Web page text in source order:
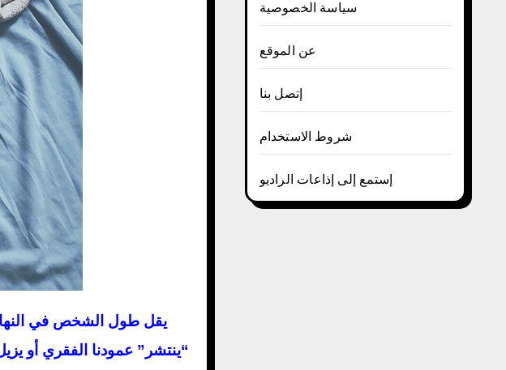
يقل طول الشخص في النهار
“ينتشر” عمودنا الفقري أو
سياسة الخصوصية
عن الموقع
إتصل بنا
شروط الاستخدام
إستمع إلى إذاعات الراديو